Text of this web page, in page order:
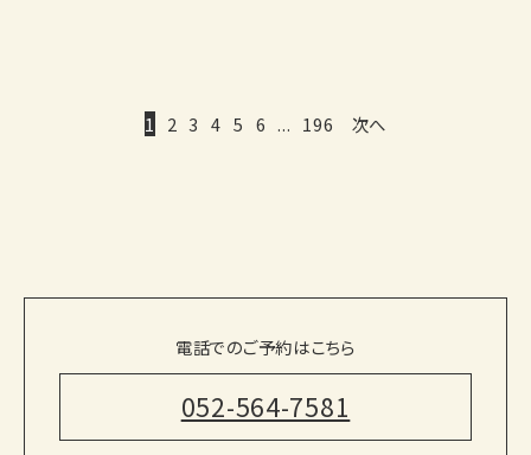
1 2 3 4 5 6 ... 196 次へ
電話でのご予約はこちら
052-564-7581